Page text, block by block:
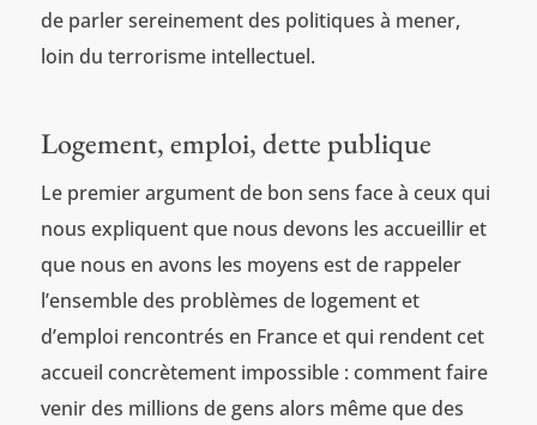
de parler sereinement des politiques à mener,
loin du terrorisme intellectuel.
Logement, emploi, dette publique
Le premier argument de bon sens face à ceux qui
nous expliquent que nous devons les accueillir et
que nous en avons les moyens est de rappeler
l’ensemble des problèmes de logement et
d’emploi rencontrés en France et qui rendent cet
accueil concrètement impossible : comment faire
venir des millions de gens alors même que des